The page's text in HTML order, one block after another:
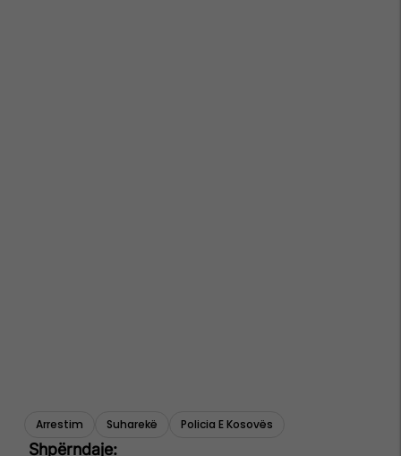
Arrestim Suharekë Policia E Kosovës